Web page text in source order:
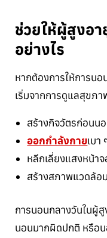
ช่วยให้ผู้สูงอ
อย่างไร
หากต้องการให้การนอ
เริ่มจากการดูแลสุขภา
สร้างกิจวัตรก่อนน
ออกกำลังกายเบา
หลีกเลี่ยงแสงหน้า
สร้างสภาพแวดล้อ
การนอนกลางวันในผู้สู
นอนมากผิดปกติ หรือน